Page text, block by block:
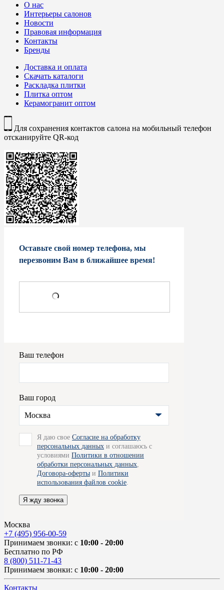
О нас
Интерьеры салонов
Новости
Правовая информация
Контакты
Бренды
Доставка и оплата
Скачать каталоги
Раскладка плитки
Плитка оптом
Керамогранит оптом
Для сохранения контактов салона на мобильный телефон
отсканируйте QR-код
Оставьте свой номер телефона, мы
перезвоним Вам в ближайшее время!
Ваш телефон
Ваш город
Москва
Я даю свое Согласие на обработку
персональных данных и соглашаюсь с
условиями Политики в отношении
обработки персональных данных,
Договора-оферты и Политики
использования файлов cookie.
Я жду звонка
Москва
+7 (495) 956-00-59
Принимаем звонки: с 10:00 - 20:00
Бесплатно по РФ
8 (800) 511-71-43
Принимаем звонки: с 10:00 - 20:00
Контакты